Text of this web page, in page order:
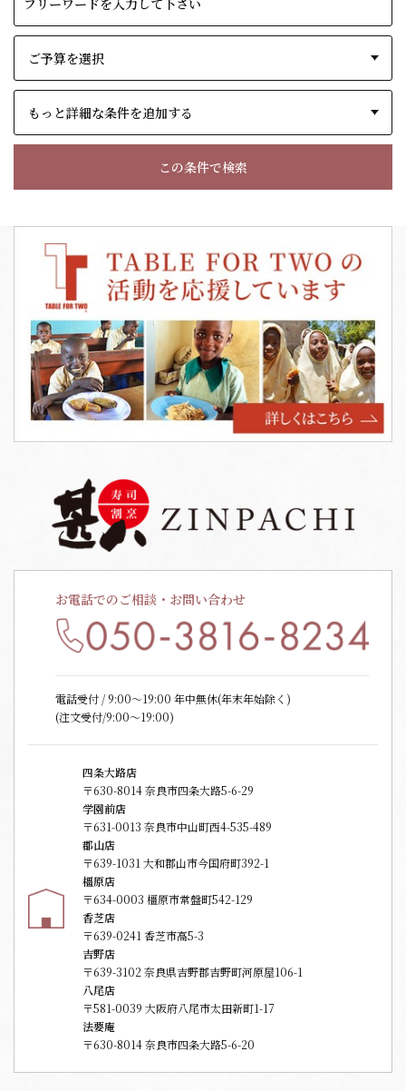
もっと詳細な条件を追加する
この条件で検索
お電話でのご相談・お問い合わせ
電話受付 / 9:00〜19:00 年中無休(年末年始除く)
(注文受付/9:00～19:00)
四条大路店
〒630-8014 奈良市四条大路5-6-29
学園前店
〒631-0013 奈良市中山町西4-535-489
郡山店
〒639-1031 大和郡山市今国府町392-1
橿原店
〒634-0003 橿原市常盤町542-129
香芝店
〒639-0241 香芝市高5-3
吉野店
〒639-3102 奈良県吉野郡吉野町河原屋106-1
八尾店
〒581-0039 大阪府八尾市太田新町1-17
法要庵
〒630-8014 奈良市四条大路5-6-20